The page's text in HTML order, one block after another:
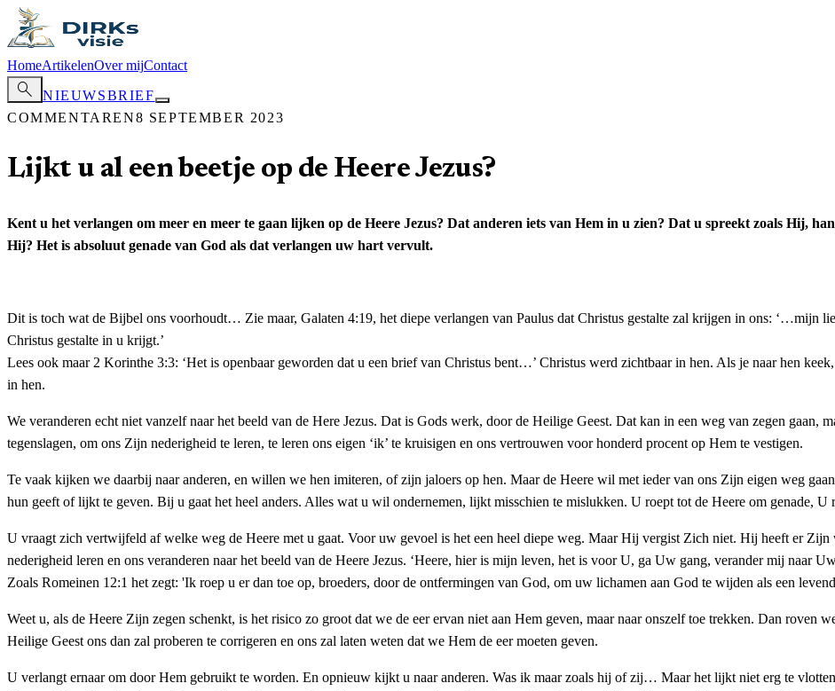
HomeArtikelenOver mijContact
search
NIEUWSBRIEF
COMMENTAREN8 SEPTEMBER 2023
Lijkt u al een beetje op de Heere Jezus?
Kent u het verlangen om meer en meer te gaan lijken op de Heere Jezus? Dat anderen iets van Hem in u zien? Dat u spreekt zoals Hij,
Hij? Het is absoluut genade van God als dat verlangen uw hart vervult.
Dit is toch wat de Bijbel ons voorhoudt… Zie maar, Galaten 4:19, het diepe verlangen van Paulus dat Christus gestalte zal krijgen in ons: ‘…mijn
Christus gestalte in u krijgt.’
Lees ook maar 2 Korinthe 3:3: ‘Het is openbaar geworden dat u een brief van Christus bent…’ Christus werd zichtbaar in hen. Als je naar hen
in hen.
We veranderen echt niet vanzelf naar het beeld van de Here Jezus. Dat is Gods werk, door de Heilige Geest. Dat kan in een weg van zegen gaan,
tegenslagen, om ons Zijn nederigheid te leren, te leren ons eigen ‘ik’ te kruisigen en ons vertrouwen voor honderd procent op Hem te vestigen.
Te vaak kijken we daarbij naar anderen, en willen we hen imiteren, of zijn jaloers op hen. Maar de Heere wil met ieder van ons Zijn eigen weg
hun geeft of lijkt te geven. Bij u gaat het heel anders. Alles wat u wil ondernemen, lijkt misschien te mislukken. U roept tot de Heere om genade, U
U vraagt zich vertwijfeld af welke weg de Heere met u gaat. Voor uw gevoel is het een heel diepe weg. Maar Hij vergist Zich niet. Hij heeft er
nederigheid leren en ons veranderen naar het beeld van de Heere Jezus. ‘Heere, hier is mijn leven, het is voor U, ga Uw gang, verander mij naar
Zoals Romeinen 12:1 het zegt: 'Ik roep u er dan toe op, broeders, door de ontfermingen van God, om uw lichamen aan God te wijden als een
Weet u, als de Heere Zijn zegen schenkt, is het risico zo groot dat we de eer ervan niet aan Hem geven, maar naar onszelf toe trekken. Dan roven
Heilige Geest ons dan zal proberen te corrigeren en ons zal laten weten dat we Hem de eer moeten geven.
U verlangt ernaar om door Hem gebruikt te worden. En opnieuw kijkt u naar anderen. Was ik maar zoals hij of zij… Maar het lijkt niet erg te